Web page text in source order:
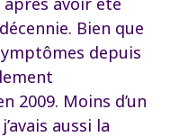
Bien que
depuis
2009. Moins d’un
aussi la